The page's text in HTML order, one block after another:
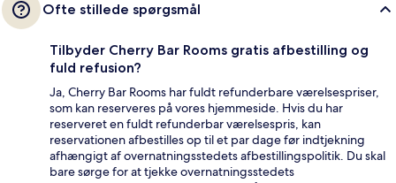
Ofte stillede spørgsmål
Tilbyder Cherry Bar Rooms gratis afbestilling og
fuld refusion?
Ja, Cherry Bar Rooms har fuldt refunderbare værelsespriser,
som kan reserveres på vores hjemmeside. Hvis du har
reserveret en fuldt refunderbar værelsespris, kan
reservationen afbestilles op til et par dage før indtjekning
afhængigt af overnatningsstedets afbestillingspolitik. Du skal
bare sørge for at tjekke overnatningsstedets